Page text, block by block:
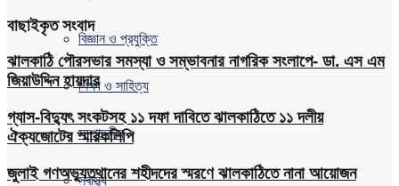
বিজ্ঞান ও প্রযুক্তি
শিক্ষা ও সাহিত্য
সম্পাদকীয়
স্বাস্থ্য
বাছাইকৃত সংবাদ
ঝালকাঠি পৌরসভার সমস্যা ও সম্ভাবনার নাগরিক সংলাপে- ডা. এস এম
জিয়াউদ্দিন হায়দার
গ্যাস-বিদ্যুৎ সংকটসহ ১১ দফা দাবিতে ঝালকাঠিতে ১১ দলীয়
ঐক্যজোটের স্মারকলিপি
জুলাই গণঅভ্যুত্থানের শহীদদের স্মরণে ঝালকাঠিতে নানা আয়োজন